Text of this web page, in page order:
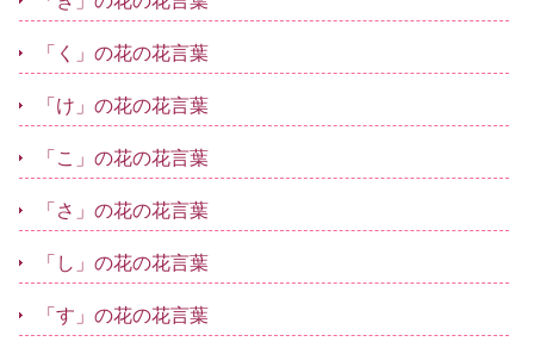
「く」の花の花言葉
「け」の花の花言葉
「こ」の花の花言葉
「さ」の花の花言葉
「し」の花の花言葉
「す」の花の花言葉